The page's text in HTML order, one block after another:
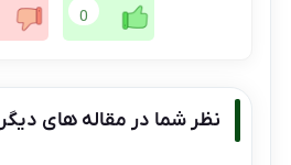
0
نظر شما در مقاله های دیگر